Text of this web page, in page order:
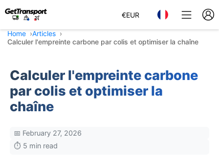
€EUR
Home
Articles
Calculer l'empreinte carbone par colis et optimiser la chaîne
Calculer l'empreinte carbone
par colis et optimiser la
chaîne
📅 February 27, 2026
⏱️ 5 min read